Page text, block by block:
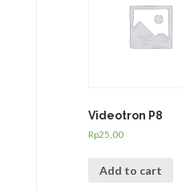
Videotron P8
Rp25,00
Add to cart